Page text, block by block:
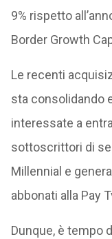
9% rispetto
Border Growth
Le recenti
sta consolidando
interessate a
sottoscrittori di
Millennial e
abbonati alla Pay
Dunque, è tempo